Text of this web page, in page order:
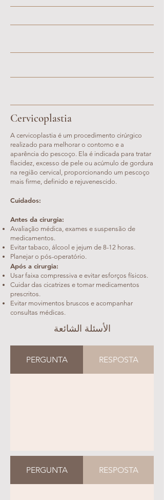
Cervicoplastia
A cervicoplastia é um procedimento cirúrgico
realizado para melhorar o contorno e a
aparência do pescoço. Ela é indicada para tratar
flacidez, excesso de pele ou acúmulo de gordura
na região cervical, proporcionando um pescoço
mais firme, definido e rejuvenescido.
Cuidados:
​Antes da cirurgia:
Avaliação médica, exames e suspensão de
medicamentos.
Evitar tabaco, álcool e jejum de 8-12 horas.
Planejar o pós-operatório.
Após a cirurgia:
Usar faixa compressiva e evitar esforços físicos.
Cuidar das cicatrizes e tomar medicamentos
prescritos.
Evitar movimentos bruscos e acompanhar
consultas médicas.
الأسئلة الشائعة
PERGUNTA RESPOSTA
PERGUNTA RESPOSTA